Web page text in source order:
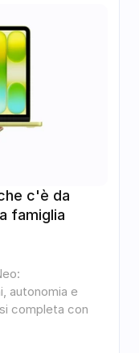
c'è da
famiglia
autonomia e
completa con